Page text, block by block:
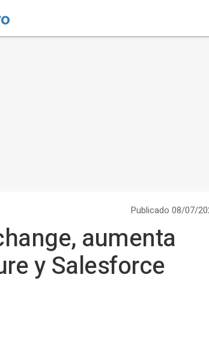
Publicado 08/07/
aumenta
y Salesforce